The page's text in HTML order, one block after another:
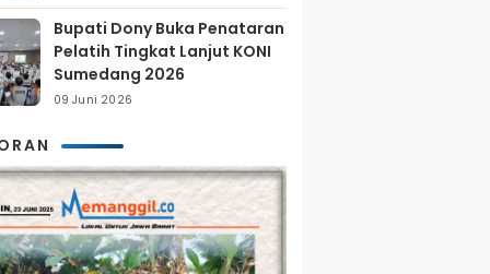
Bupati Dony Buka Penataran
Pelatih Tingkat Lanjut KONI
Sumedang 2026
09 Juni 2026